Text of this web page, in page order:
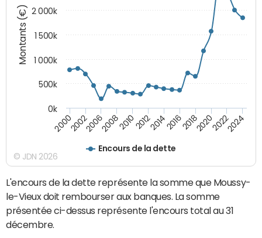
Montants (€)
Encours de la dette
200020022006200820102012201420162018202020222024
0k
500k
1 000k
1 500k
2 000k
© JDN 2026
L'encours de la dette représente la somme que Moussy-
le-Vieux doit rembourser aux banques. La somme
présentée ci-dessus représente l'encours total au 31
décembre.